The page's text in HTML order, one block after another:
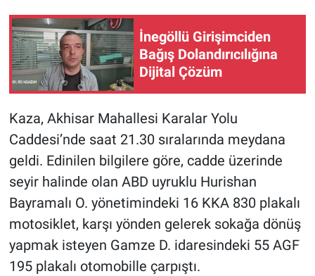
İnegöllü Girişimciden
Bağış Dolandırıcılığına
Dijital Çözüm
Kaza, Akhisar Mahallesi Karalar Yolu
Caddesi’nde saat 21.30 sıralarında meydana
geldi. Edinilen bilgilere göre, cadde üzerinde
seyir halinde olan ABD uyruklu Hurishan
Bayramalı O. yönetimindeki 16 KKA 830 plakalı
motosiklet, karşı yönden gelerek sokağa dönüş
yapmak isteyen Gamze D. idaresindeki 55 AGF
195 plakalı otomobille çarpıştı.